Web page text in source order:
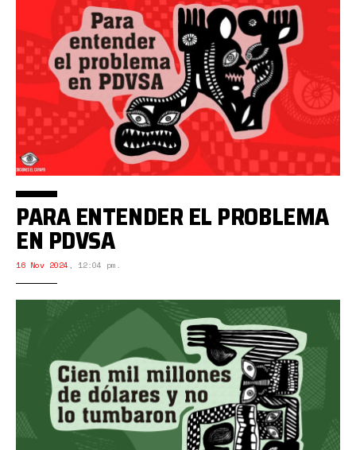
PARA ENTENDER EL PROBLEMA
EN PDVSA
16 Nov 2024 , 12:04 pm.